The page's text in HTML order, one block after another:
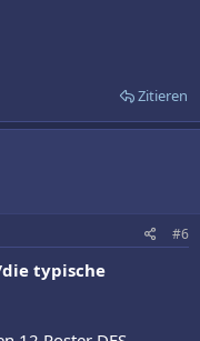
Zitieren
#6
die typische